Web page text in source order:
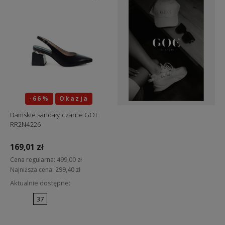
-66% Okazja
Damskie sandały czarne GOE
RR2N4226
169,01 zł
Cena regularna: 499,00 zł
Najniższa cena: 299,40 zł
Aktualnie dostępne:
37